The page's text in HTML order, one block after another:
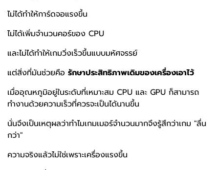
ไม่ได้ทำให้การ์ดจอแรงขึ้น
ไม่ได้เพิ่มจำนวนคอร์ของ CPU
และไม่ได้ทำให้เกมวิ่งเร็วขึ้นแบบมหัศจรรย์
แต่สิ่งที่มันช่วยคือ รักษาประสิทธิภาพเดิมของเครื่องเอาไว้
เมื่ออุณหภูมิอยู่ในระดับที่เหมาะสม CPU และ GPU ก็สามารถ
ทำงานด้วยความเร็วที่ควรจะเป็นได้นานขึ้น
นั่นจึงเป็นเหตุผลว่าทำไมเกมเมอร์จำนวนมากจึงรู้สึกว่าเกม "ลื่น
กว่า"
ความจริงแล้วไม่ใช่เพราะเครื่องแรงขึ้น